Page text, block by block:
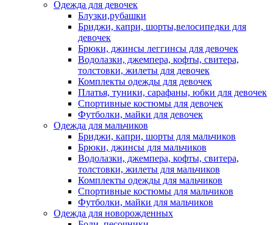
Одежда для девочек
Блузки,рубашки
Бриджи, капри, шорты,велосипедки для
девочек
Брюки, джинсы леггинсы для девочек
Водолазки, джемпера, кофты, свитера,
толстовки, жилеты для девочек
Комплекты одежды для девочек
Платья, туники, сарафаны, юбки для девочек
Спортивные костюмы для девочек
Футболки, майки для девочек
Одежда для мальчиков
Бриджи, капри, шорты для мальчиков
Брюки, джинсы для мальчиков
Водолазки, джемпера, кофты, свитера,
толстовки, жилеты для мальчиков
Комплекты одежды для мальчиков
Спортивные костюмы для мальчиков
Футболки, майки для мальчиков
Одежда для новорожденных